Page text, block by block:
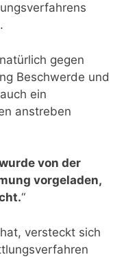
gegen
Beschwerde und
ein
anstreben
von der
vorgeladen,
“
versteckt sich